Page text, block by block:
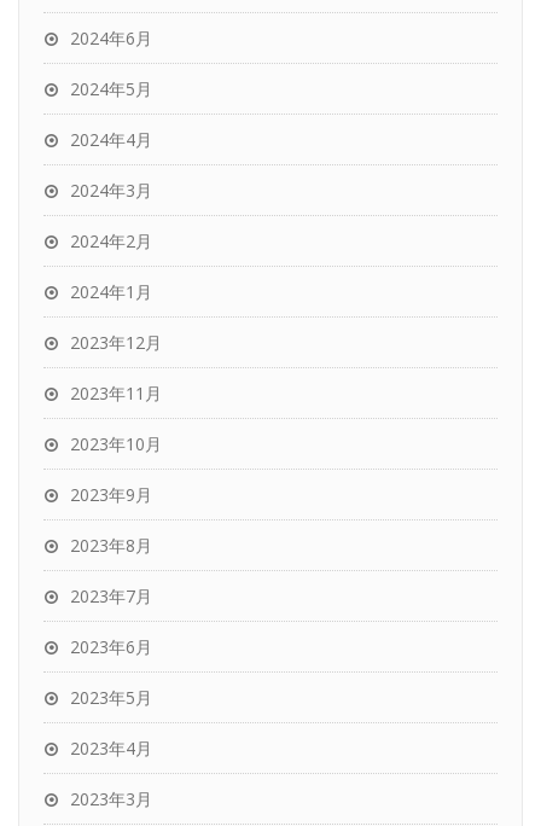
2024年6月
2024年5月
2024年4月
2024年3月
2024年2月
2024年1月
2023年12月
2023年11月
2023年10月
2023年9月
2023年8月
2023年7月
2023年6月
2023年5月
2023年4月
2023年3月